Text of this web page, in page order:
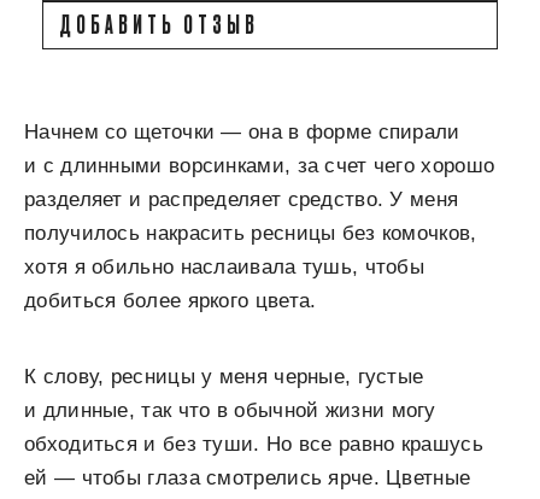
ДОБАВИТЬ ОТЗЫВ
Начнем со щеточки — она в форме спирали
и с длинными ворсинками, за счет чего хорошо
разделяет и распределяет средство. У меня
получилось накрасить ресницы без комочков,
хотя я обильно наслаивала тушь, чтобы
добиться более яркого цвета.
К слову, ресницы у меня черные, густые
и длинные, так что в обычной жизни могу
обходиться и без туши. Но все равно крашусь
ей — чтобы глаза смотрелись ярче. Цветные